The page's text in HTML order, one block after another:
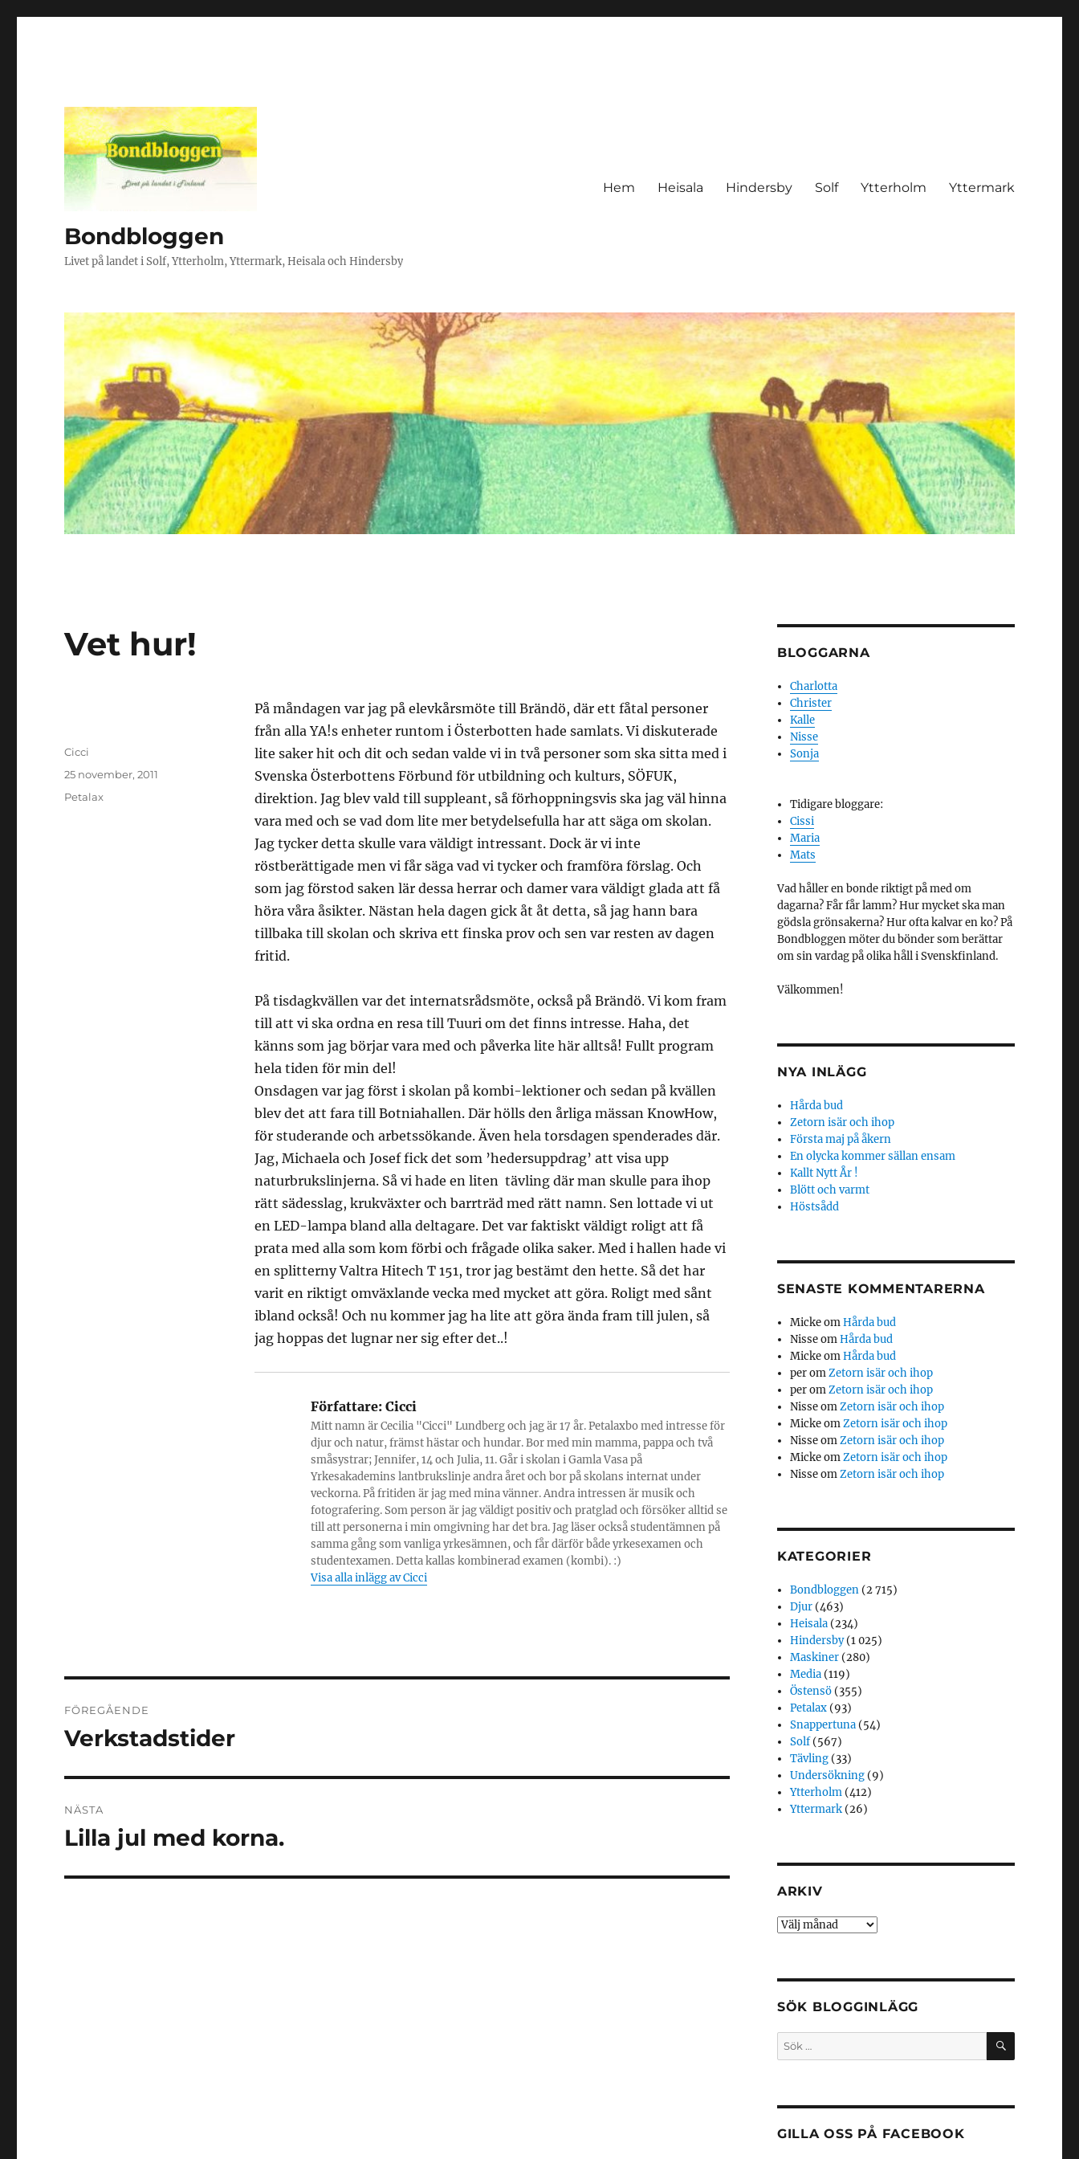
Bondbloggen
Livet på landet i Solf, Ytterholm, Yttermark, Heisala och Hindersby
Hem Heisala Hindersby Solf Ytterholm Yttermark
Vet hur!
På måndagen var jag på elevkårsmöte till Brändö, där ett fåtal personer
från alla YA!s enheter runtom i Österbotten hade samlats. Vi diskuterade
lite saker hit och dit och sedan valde vi in två personer som ska sitta med i
Svenska Österbottens Förbund för utbildning och kulturs, SÖFUK,
direktion. Jag blev vald till suppleant, så förhoppningsvis ska jag väl hinna
vara med och se vad dom lite mer betydelsefulla har att säga om skolan.
Jag tycker detta skulle vara väldigt intressant. Dock är vi inte
röstberättigade men vi får säga vad vi tycker och framföra förslag. Och
som jag förstod saken lär dessa herrar och damer vara väldigt glada att få
höra våra åsikter. Nästan hela dagen gick åt åt detta, så jag hann bara
tillbaka till skolan och skriva ett finska prov och sen var resten av dagen
fritid.
På tisdagkvällen var det internatsrådsmöte, också på Brändö. Vi kom fram
till att vi ska ordna en resa till Tuuri om det finns intresse. Haha, det
känns som jag börjar vara med och påverka lite här alltså! Fullt program
hela tiden för min del!
Onsdagen var jag först i skolan på kombi-lektioner och sedan på kvällen
blev det att fara till Botniahallen. Där hölls den årliga mässan KnowHow,
för studerande och arbetssökande. Även hela torsdagen spenderades där.
Jag, Michaela och Josef fick det som ’hedersuppdrag’ att visa upp
naturbrukslinjerna. Så vi hade en liten tävling där man skulle para ihop
rätt sädesslag, krukväxter och barrträd med rätt namn. Sen lottade vi ut
en LED-lampa bland alla deltagare. Det var faktiskt väldigt roligt att få
prata med alla som kom förbi och frågade olika saker. Med i hallen hade vi
en splitterny Valtra Hitech T 151, tror jag bestämt den hette. Så det har
varit en riktigt omväxlande vecka med mycket att göra. Roligt med sånt
ibland också! Och nu kommer jag ha lite att göra ända fram till julen, så
jag hoppas det lugnar ner sig efter det..!
Författare:Cicci
Mitt namn är Cecilia "Cicci" Lundberg och jag är 17 år. Petalaxbo med intresse för
djur och natur, främst hästar och hundar. Bor med min mamma, pappa och två
småsystrar; Jennifer, 14 och Julia, 11. Går i skolan i Gamla Vasa på
Yrkesakademins lantbrukslinje andra året och bor på skolans internat under
veckorna. På fritiden är jag med mina vänner. Andra intressen är musik och
fotografering. Som person är jag väldigt positiv och pratglad och försöker alltid se
till att personerna i min omgivning har det bra. Jag läser också studentämnen på
samma gång som vanliga yrkesämnen, och får därför både yrkesexamen och
studentexamen. Detta kallas kombinerad examen (kombi). :)
Visa alla inlägg av Cicci
Författare
Cicci
Publicerat
25 november, 2011
Kategorier
Petalax
FÖREGÅENDE
Föregående
Verkstadstider
NÄSTA
Nästa
Lilla jul med korna.
BLOGGARNA
Charlotta
Christer
Kalle
Nisse
Sonja
Tidigare bloggare:
Cissi
Maria
Mats
Vad håller en bonde riktigt på med om
dagarna? Får får lamm? Hur mycket ska man
gödsla grönsakerna? Hur ofta kalvar en ko? På
Bondbloggen möter du bönder som berättar
om sin vardag på olika håll i Svenskfinland.
Välkommen!
NYA INLÄGG
Hårda bud
Zetorn isär och ihop
Första maj på åkern
En olycka kommer sällan ensam
Kallt Nytt År !
Blött och varmt
Höstsådd
SENASTE KOMMENTARERNA
MickeomHårda bud
NisseomHårda bud
MickeomHårda bud
peromZetorn isär och ihop
peromZetorn isär och ihop
NisseomZetorn isär och ihop
MickeomZetorn isär och ihop
NisseomZetorn isär och ihop
MickeomZetorn isär och ihop
NisseomZetorn isär och ihop
KATEGORIER
Bondbloggen (2 715)
Djur (463)
Heisala (234)
Hindersby(1 025)
Maskiner (280)
Media (119)
Östensö (355)
Petalax (93)
Snappertuna (54)
Solf(567)
Tävling (33)
Undersökning (9)
Ytterholm (412)
Yttermark (26)
ARKIV
Arkiv
SÖK BLOGGINLÄGG
Sök
efter:
SÖK
GILLA OSS PÅ FACEBOOK